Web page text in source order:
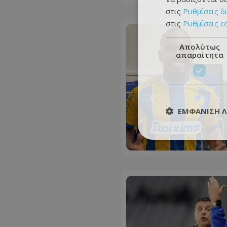
στις Ρυθμίσεις
στις Ρυθμίσεις
Απολύτως
απαραίτητα
ΕΜΦΆΝΙΣΗ